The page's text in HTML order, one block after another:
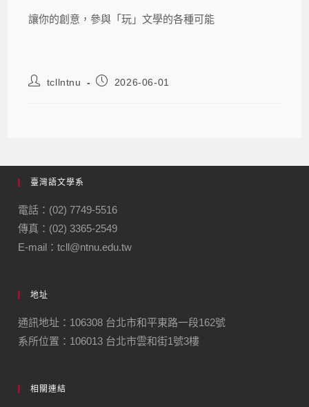
讓你的創意，參與「玩」文學的各種可能
tcllntnu 2026-06-01
臺灣語文學系
電話：(02) 7749-5516
傳真：(02) 3365-2549
E-mail：tcll@ntnu.edu.tw
地址
通訊地址：106308 台北市和平東路一段162號
系所位置：106013 台北市雲和街1號3樓
相關連結